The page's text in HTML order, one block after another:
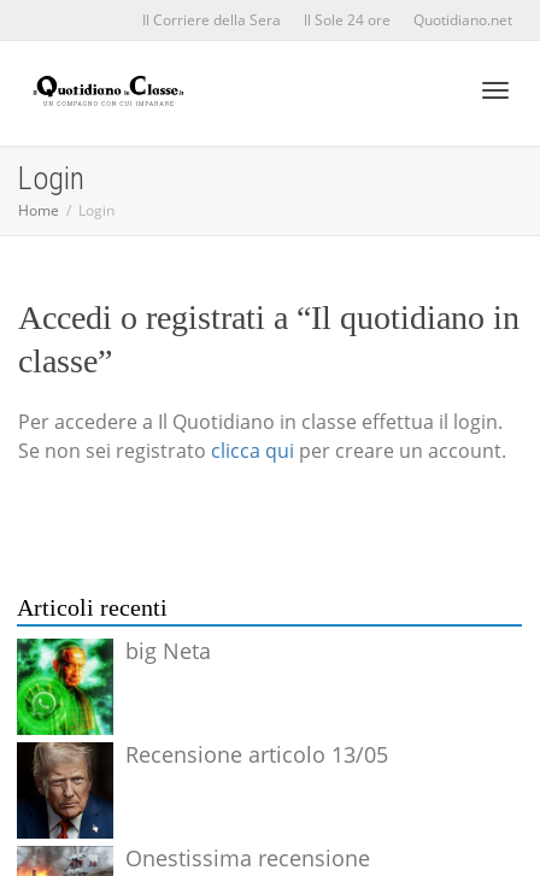
Il Corriere della Sera Il Sole 24 ore Quotidiano.net
Login
Home Login
Accedi o registrati a “Il quotidiano in
classe”
Per accedere a Il Quotidiano in classe effettua il login.
Se non sei registrato clicca qui per creare un account.
Articoli recenti
big Neta
Recensione articolo 13/05
Onestissima recensione